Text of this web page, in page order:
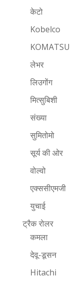
केटो
Kobelco
KOMATSU
लेभर
लिउगोंग
मित्सुबिशी
संख्या
सुमितोमो
सूर्य की ओर
वोल्वो
एक्ससीएमजी
युचाई
ट्रैक रोलर
कमला
देवू-डूसन
Hitachi